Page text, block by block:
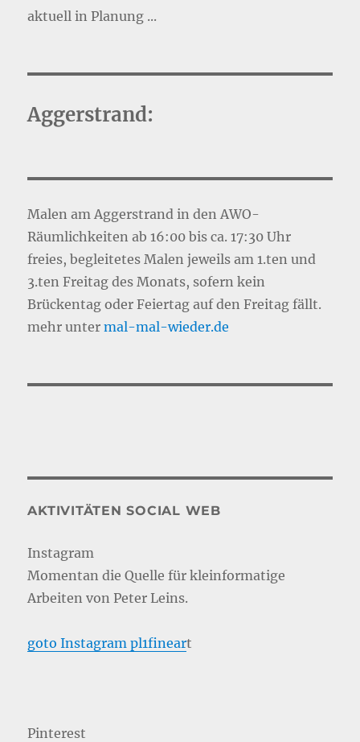
aktuell in Planung ...
Aggerstrand:
Malen am Aggerstrand in den AWO-
Räumlichkeiten ab 16:00 bis ca. 17:30 Uhr
freies, begleitetes Malen jeweils am 1.ten und
3.ten Freitag des Monats, sofern kein
Brückentag oder Feiertag auf den Freitag fällt.
mehr untermal-mal-wieder.de
AKTIVITÄTEN SOCIAL WEB
Instagram
Momentan die Quelle für kleinformatige
Arbeiten von Peter Leins.
goto Instagram pl1fineart
Pinterest